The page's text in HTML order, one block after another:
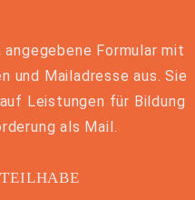
Formular mit
und Mailadresse aus. Sie
Leistungen für Bildung
als Mail.